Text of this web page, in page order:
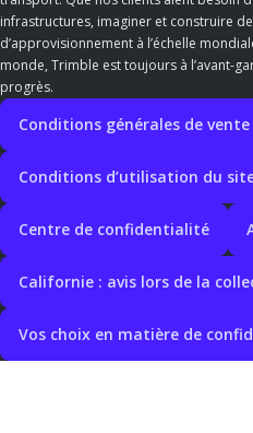
infrastructures, imaginer et construire
d’approvisionnement à l’échelle
monde, Trimble est toujours à l’avant-
progrès.
Conditions générales de vente
Conditions d’utilisation du
Centre de confidentialité
Californie : avis lors de la
Vos choix en matière de